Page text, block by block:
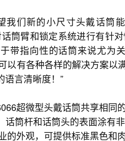
我们新的小尺寸头戴话筒
筒臂和锁定系统进行有针
带指向性的话筒来说尤为
以有各种各样的解决方案
语言清晰度！”
超微型头戴话筒共享相
话筒杆和话筒头的表面涂有
的外观，可提供标准黑色和